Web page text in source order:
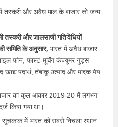
तस्करी और अवैध माल के बाजार को जन्म
तस्करी और जालसाजी गतिविधियों
समिति के अनुसार, भारत में अवैध बाजार
फोन, फास्ट-मूविंग कंज्यूमर गुड्स
पदार्थ, तंबाकू उत्पाद और मादक पेय
का कुल आकार 2019-20 में लगभग
किया गया था।
सूचकांक में भारत को सबसे निचला स्थान